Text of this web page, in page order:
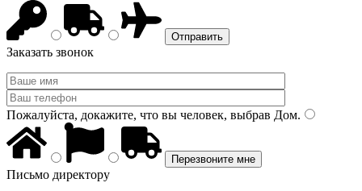
Заказать звонок
Пожалуйста, докажите, что вы человек, выбрав Дом.
Письмо директору